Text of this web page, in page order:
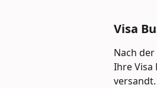
Visa
Nach
Ihre Visa
versandt.